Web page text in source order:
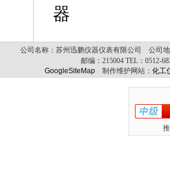
器
公司名称：苏州迅鹏仪器仪表有限公司 公司
邮编： 215004 TEL： 0512-
GoogleSiteMap制作维护网站： 化工